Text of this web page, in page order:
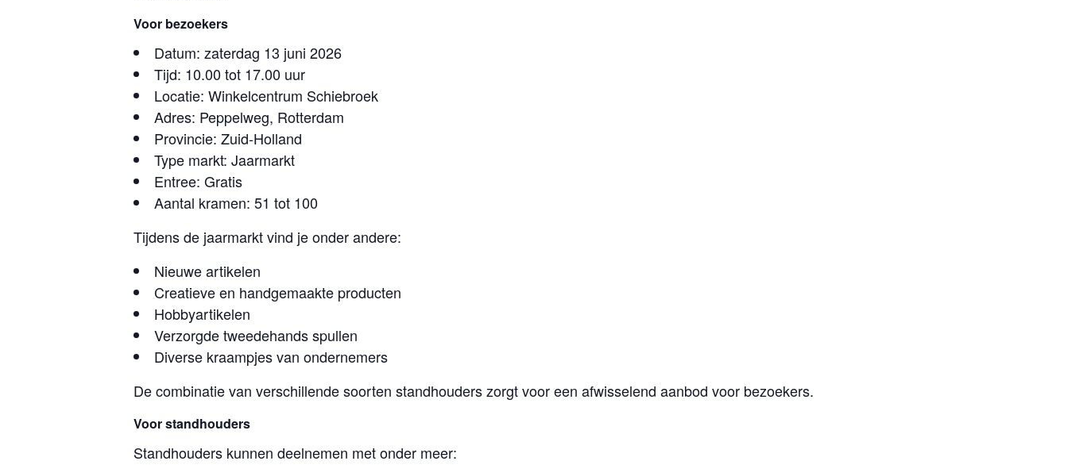
Voor bezoekers
Datum: zaterdag 13 juni 2026
Tijd: 10.00 tot 17.00 uur
Locatie: Winkelcentrum Schiebroek
Adres: Peppelweg, Rotterdam
Provincie: Zuid-Holland
Type markt: Jaarmarkt
Entree: Gratis
Aantal kramen: 51 tot 100
Tijdens de jaarmarkt vind je onder andere:
Nieuwe artikelen
Creatieve en handgemaakte producten
Hobbyartikelen
Verzorgde tweedehands spullen
Diverse kraampjes van ondernemers
De combinatie van verschillende soorten standhouders zorgt voor een afwisselend aanbod voor bezoekers.
Voor standhouders
Standhouders kunnen deelnemen met onder meer: